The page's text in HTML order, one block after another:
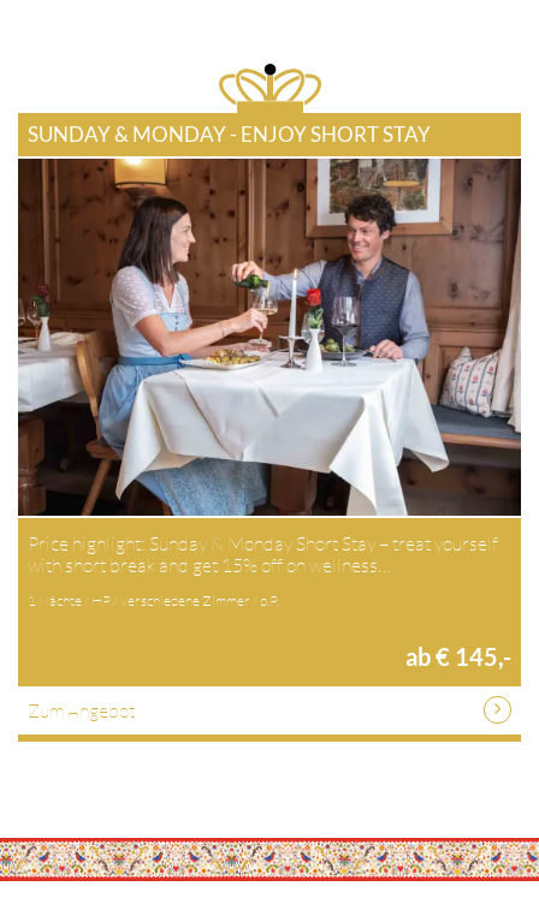
SUNDAY & MONDAY - ENJOY SHORT STAY
Price highlight: Sunday & Monday Short Stay – treat yourself
with short break and get 15% off on wellness…
1 Nächte / HP / verschiedene Zimmer / p.P.
ab € 145,-
Zum Angebot